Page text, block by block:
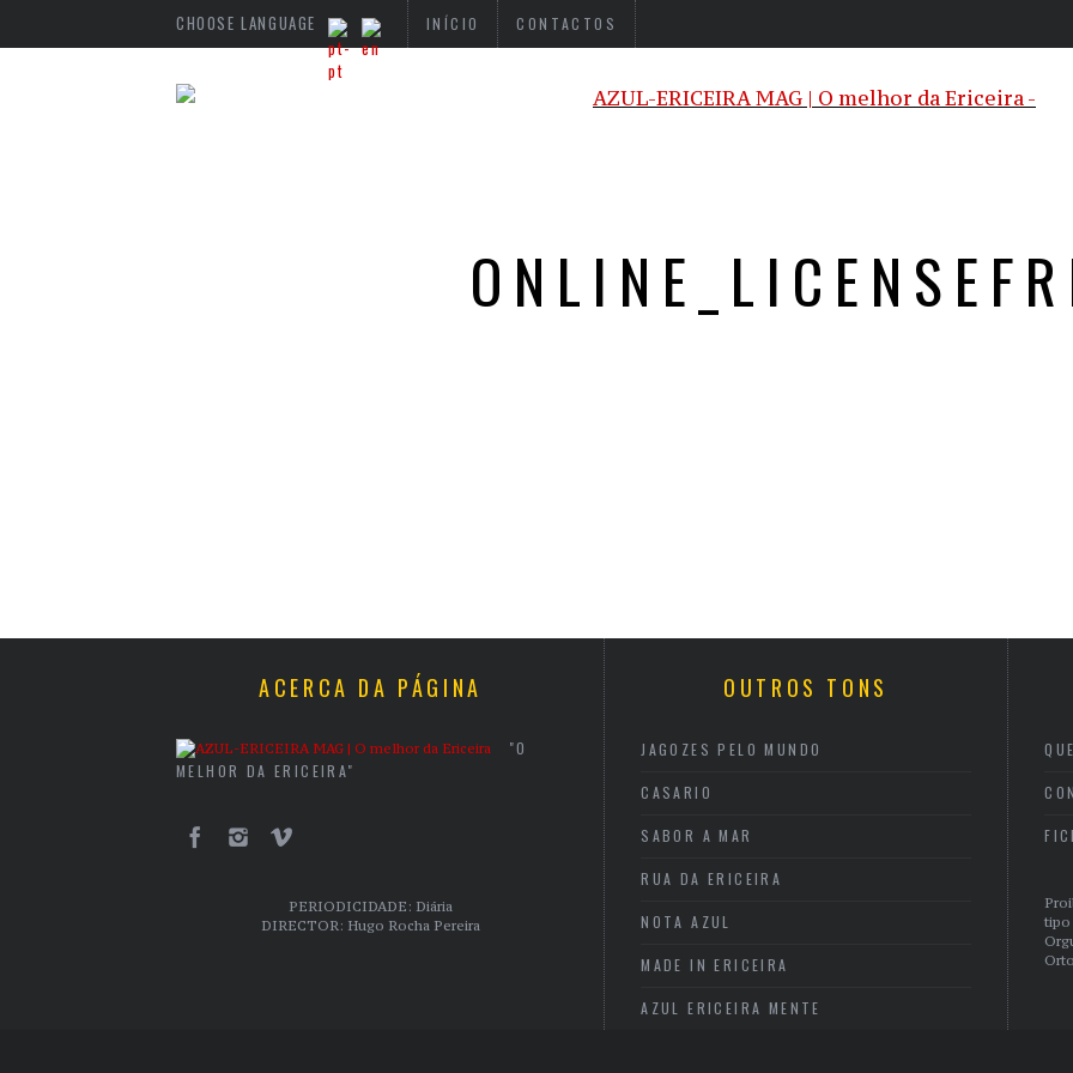
CHOOSE LANGUAGE INÍCIO CONTACTOS
ACERCA DA PÁGINA
"O
MELHOR DA ERICEIRA"
PERIODICIDADE: Diária
DIRECTOR: Hugo Rocha Pereira
OUTROS TONS
JAGOZES PELO MUNDO
CASARIO
SABOR A MAR
RUA DA ERICEIRA
NOTA AZUL
MADE IN ERICEIRA
AZUL ERICEIRA MENTE
tipo